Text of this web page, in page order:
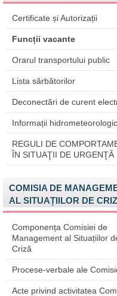
Certificate și Autorizații
Funcții vacante
Orarul transportului public
Lista sărbătorilor
Deconectări de curent
Informații
REGULI DE
ÎN SITUAŢII DE URGENŢĂ
COMISIA DE
AL SITUAȚIILOR DE
Componența Comisiei de
Management al Situațiilor
Criză
Procese-verbale ale
Acte privind activitatea